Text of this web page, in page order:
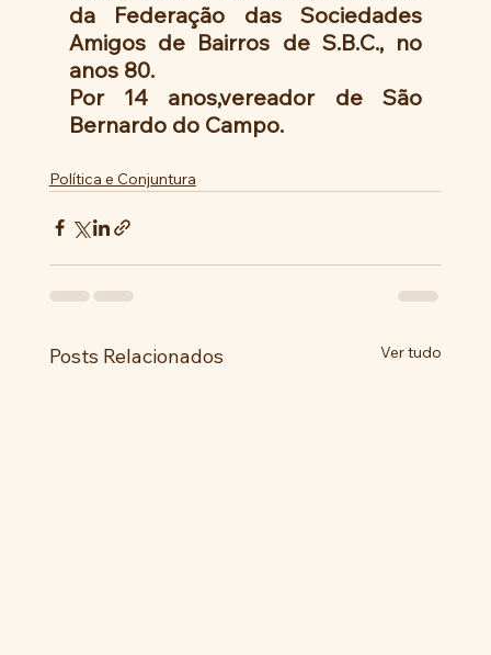
da Federação das Sociedades
Amigos de Bairros de S.B.C., no
anos 80.
Por 14 anos,vereador de São
Bernardo do Campo.
Política e Conjuntura
Posts Relacionados Ver tudo